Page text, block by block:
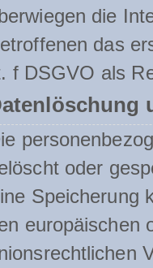
die
das
f DSGVO als
oder
Speicherung
europäischen